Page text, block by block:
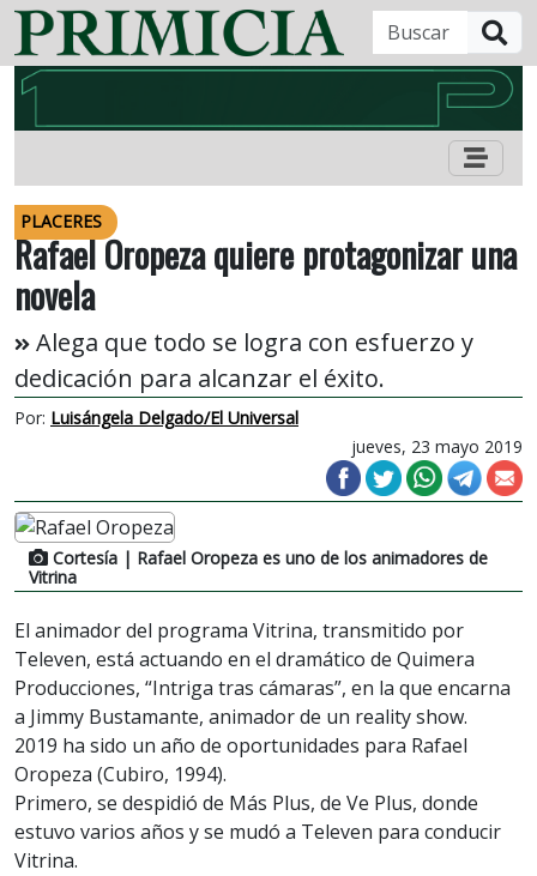
PLACERES
Rafael Oropeza quiere protagonizar una
novela
Alega que todo se logra con esfuerzo y
dedicación para alcanzar el éxito.
Por: Luisángela Delgado/El Universal
jueves, 23 mayo 2019
Cortesía | Rafael Oropeza es uno de los animadores de
Vitrina
El animador del programa Vitrina, transmitido por
Televen, está actuando en el dramático de Quimera
Producciones, “Intriga tras cámaras”, en la que encarna
a Jimmy Bustamante, animador de un reality show.
2019 ha sido un año de oportunidades para Rafael
Oropeza (Cubiro, 1994).
Primero, se despidió de Más Plus, de Ve Plus, donde
estuvo varios años y se mudó a Televen para conducir
Vitrina.